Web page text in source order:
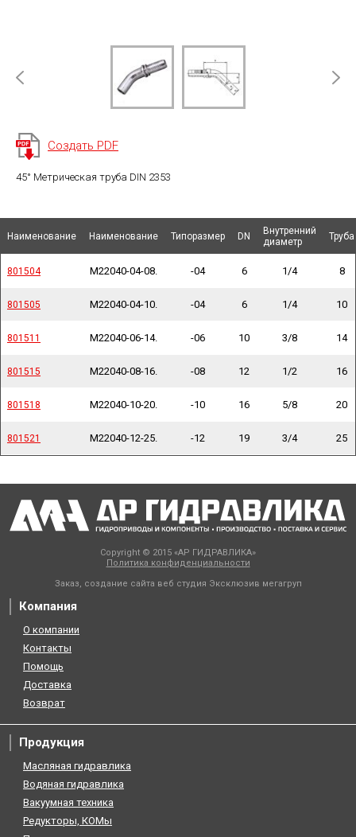
Создать PDF
45° Метрическая труба DIN 2353
Наименование Наименование Типоразмер DN
Внутренний
диаметр
Труба
801504 M22040-04-08. -04 6 1/4 8
801505 M22040-04-10. -04 6 1/4 10
801511 M22040-06-14. -06 10 3/8 14
801515 M22040-08-16. -08 12 1/2 16
801518 M22040-10-20. -10 16 5/8 20
801521 M22040-12-25. -12 19 3/4 25
Наименование
801504
801505
801511
801515
801518
801521
Наименование
Наименование Наименование Типоразмер DN
Внутренний
диаметр
Труба
Copyright © 2015 «АР ГИДРАВЛИКА»
Политика конфиденциальности
Заказ, создание сайта веб студия Эксклюзив мегагруп
Компания
О компании
Контакты
Помощь
Доставка
Возврат
Продукция
Масляная гидравлика
Водяная гидравлика
Вакуумная техника
Редукторы, КОМы